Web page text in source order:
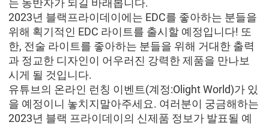
는 동반자가 되길 바래봅니다.
2023년 블랙프라이데이에는 EDC를 좋아하는 분들을
위해 획기적인 EDC 라이트를 출시할 예정입니다! 또
한, 전술 라이트를 좋아하는 분들을 위해 거대한 출력
과 정교한 디자인이 어우러진 강력한 제품을 만나보
시게 될 것입니다.
유튜브의 온라인 런칭 이벤트(계정:Olight World)가 있
을 예정이니 놓치지말아주세요. 여러분이 궁금해하는
2023년 블랙 프라이데이의 신제품 정보가 발표될 예